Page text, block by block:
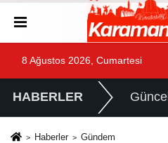
8 Ağustos 2026, Cumartesi
HABERLER Güncel
Haberler Gündem